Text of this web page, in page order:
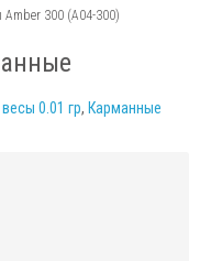
Аmber 300 (A04-300)
0.01 гр, Карманные